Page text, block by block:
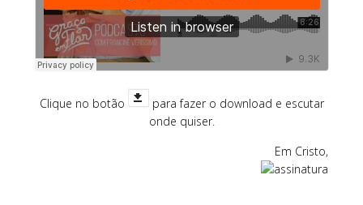
Clique no botão
para fazer o download e escutar
onde quiser.
Em Cristo,